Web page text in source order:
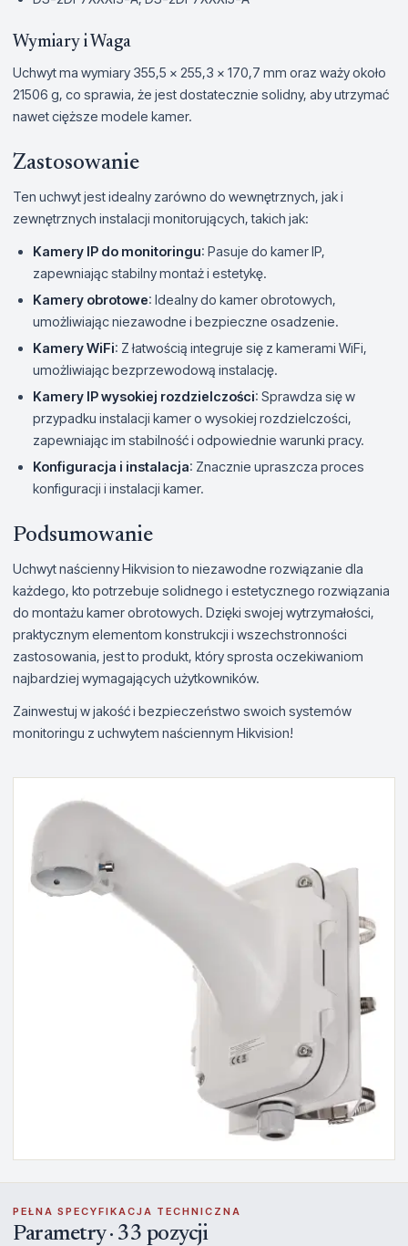
Wymiary i Waga
Uchwyt ma wymiary 355,5 × 255,3 × 170,7 mm oraz waży około
21506 g, co sprawia, że jest dostatecznie solidny, aby utrzymać
nawet cięższe modele kamer.
Zastosowanie
Ten uchwyt jest idealny zarówno do wewnętrznych, jak i
zewnętrznych instalacji monitorujących, takich jak:
Kamery IP do monitoringu: Pasuje do kamer IP,
zapewniając stabilny montaż i estetykę.
Kamery obrotowe: Idealny do kamer obrotowych,
umożliwiając niezawodne i bezpieczne osadzenie.
Kamery WiFi: Z łatwością integruje się z kamerami WiFi,
umożliwiając bezprzewodową instalację.
Kamery IP wysokiej rozdzielczości: Sprawdza się w
przypadku instalacji kamer o wysokiej rozdzielczości,
zapewniając im stabilność i odpowiednie warunki pracy.
Konfiguracja i instalacja: Znacznie upraszcza proces
konfiguracji i instalacji kamer.
Podsumowanie
Uchwyt naścienny Hikvision to niezawodne rozwiązanie dla
każdego, kto potrzebuje solidnego i estetycznego rozwiązania
do montażu kamer obrotowych. Dzięki swojej wytrzymałości,
praktycznym elementom konstrukcji i wszechstronności
zastosowania, jest to produkt, który sprosta oczekiwaniom
najbardziej wymagających użytkowników.
Zainwestuj w jakość i bezpieczeństwo swoich systemów
monitoringu z uchwytem naściennym Hikvision!
PEŁNA SPECYFIKACJA TECHNICZNA
Parametry · 33 pozycji